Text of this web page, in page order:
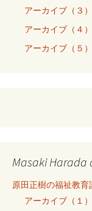
アーカイブ（３
アーカイブ（４
アーカイブ（５
Masaki Harada
原田正樹の福祉教育
アーカイブ（１